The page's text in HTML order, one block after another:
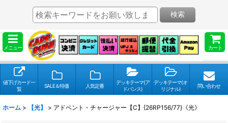
メニュー カート
検索
値下げカード一
覧
SALE＆特価 人気定番
デッキテーマ(ア
ドバンス)
デッキテーマ(オ
リジナル)
問い合わせ
ホーム > 【光】 > アドベント・チャージャー【C】{26RP156/77}《光》